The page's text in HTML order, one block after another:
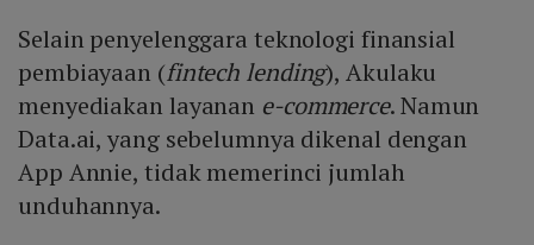
Selain penyelenggara teknologi finansial
pembiayaan (fintech lending), Akulaku
menyediakan layanan e-commerce. Namun
Data.ai, yang sebelumnya dikenal dengan
App Annie, tidak memerinci jumlah
unduhannya.